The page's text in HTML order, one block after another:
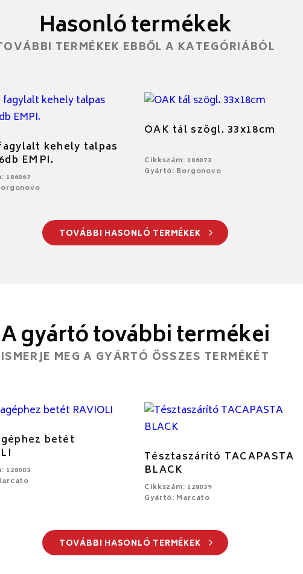
Hasonló termékek
TERMÉKEK EBBŐL A KATEGÓRIÁBÓL
kehely talpas
EMPI.
186067
OAK tál szögl. 33x18cm
Cikkszám: 186073
Gyártó: Borgonovo
TOVÁBBI HASONLÓ TERMÉKEK
A gyártó további termékei
ISMERJE MEG A GYÁRTÓ ÖSSZES TERMÉKÉT
betét
128003
Tésztaszárító TACAPASTA
BLACK
Cikkszám: 128039
Gyártó: Marcato
TOVÁBBI HASONLÓ TERMÉKEK